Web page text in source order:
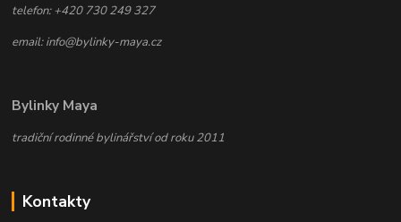
telefon: +420 730 249 327
email: info@bylinky-maya.cz
Bylinky Maya
tradiční rodinné bylinářství od roku 2011
Kontakty